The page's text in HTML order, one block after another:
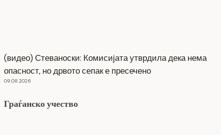
(видео) Стеваноски: Комисијата утврдила дека нема
опасност, но дрвото сепак е пресечено
09.08.2026
Граѓанско учество